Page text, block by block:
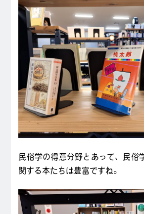
民俗学の得意分野とあって、民俗
関する本たちは豊富ですね。